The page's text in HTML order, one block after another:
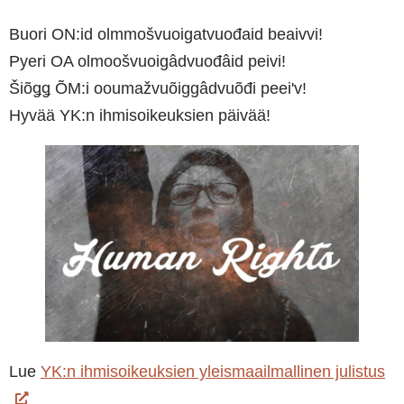
Buori ON:id olmmošvuoigatvuođaid beaivvi!
Pyeri OA olmoošvuoigâdvuođâid peivi!
Šiõǥǥ ÕM:i ooumažvuõiggâdvuõđi peeiʹv!
Hyvää YK:n ihmisoikeuksien päivää!
Lue YK:n ihmisoikeuksien yleismaailmallinen julistus